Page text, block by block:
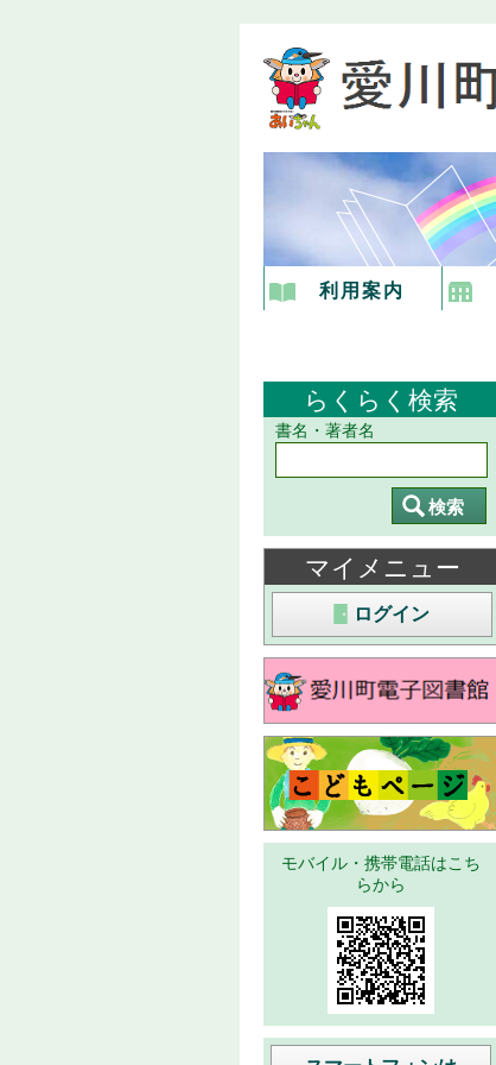
利用案内
らくらく検索
書名・著者名
マイメニュー
ログイン
モバイル・携帯電話はこち
らから